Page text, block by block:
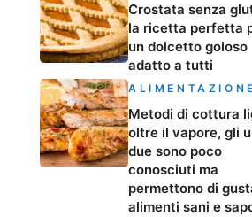
Crostata senza
la ricetta perfetta
un dolcetto goloso
adatto a tutti
ALIMENTAZIONE
Metodi di cottura
oltre il vapore, gli
due sono poco
conosciuti ma
permettono di
alimenti sani e